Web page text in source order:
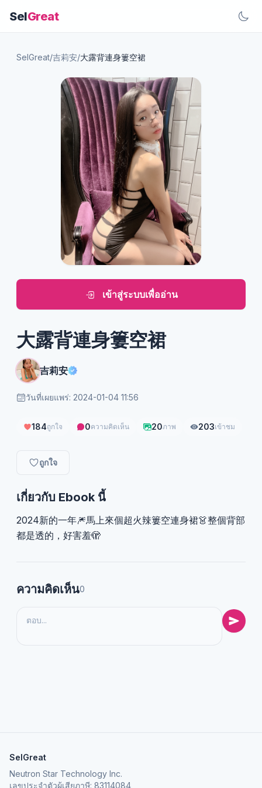
SelGreat
SelGreat/吉莉安/大露背連身簍空裙
เข้าสู่ระบบเพื่ออ่าน
大露背連身簍空裙
吉莉安
วันที่เผยแพร่: 2024-01-04 11:56
184ถูกใจ 0ความคิดเห็น 20ภาพ 203เข้าชม
ถูกใจ
เกี่ยวกับ Ebook นี้
2024新的一年🎆馬上來個超火辣簍空連身裙👗整個背部
都是透的，好害羞🫣
ความคิดเห็น0
SelGreat
Neutron Star Technology Inc.
เลขประจำตัวผู้เสียภาษี: 83114084